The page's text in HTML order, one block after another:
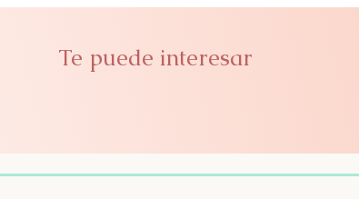
Te puede interesar